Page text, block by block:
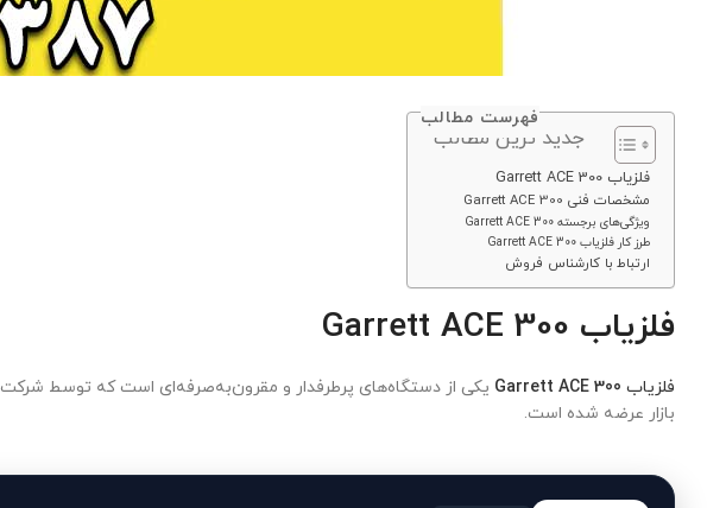
فهرست مطالب
جدید ترین مطالب
فلزیاب Garrett ACE 300
مشخصات فنی Garrett ACE 300
ویژگی‌های برجسته Garrett ACE 300
طرز کار فلزیاب Garrett ACE 300
ارتباط با کارشناس فروش
فلزیاب Garrett ACE 300
فلزیاب Garrett ACE 300 یکی از دستگاه‌های پرطرفدار و مقرون‌به‌صرفه‌ای است که توسط شرکت
بازار عرضه شده است.